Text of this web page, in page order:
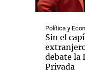
Política y
Sin el
debate la
Privada